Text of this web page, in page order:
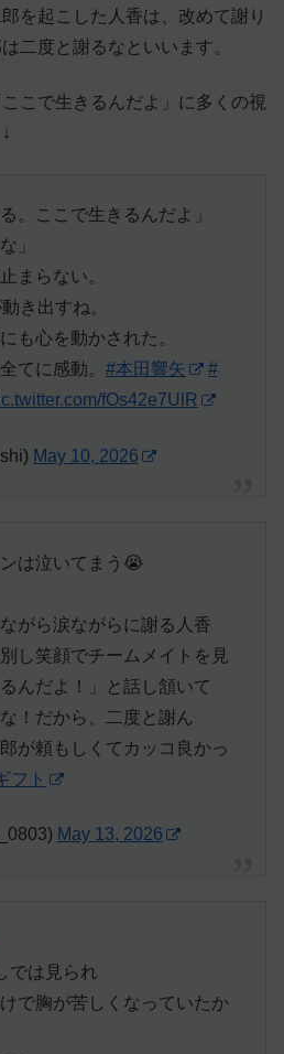
を起こした人香は、改めて謝り
二度と謝るなといいます。
こで生きるんだよ」に多くの視
。ここで生きるんだよ」
」
まらない。
き出すね。
も心を動かされた。
てに感動。 #本田響矢
#
fOs42e7UlR
May 10, 2026
は泣いてまう😭
がら涙ながらに謝る人香
し笑顔でチームメイトを見
んだよ！」と話し頷いて
！だから、二度と謝ん
が頼もしくてカッコ良かっ
フト
May 13, 2026
では見られ
で胸が苦しくなっていたか